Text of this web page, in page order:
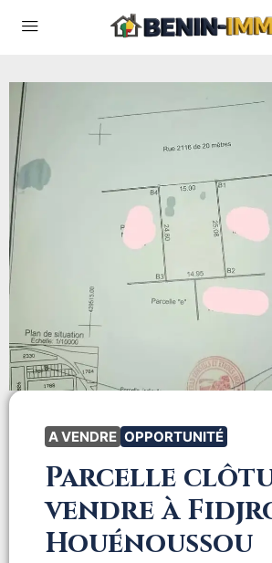
A VENDRE OPPORTUNITÉ
Parcelle
vendre à
Houénoussou